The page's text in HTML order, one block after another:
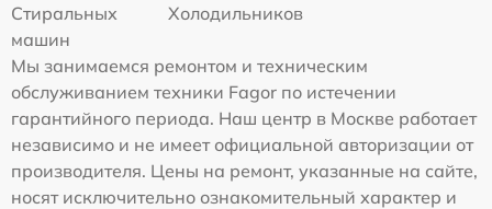
Стиральных
машин
Холодильников
Мы занимаемся ремонтом и техническим
обслуживанием техники Fagor по истечении
гарантийного периода. Наш центр в Москве работает
независимо и не имеет официальной авторизации от
производителя. Цены на ремонт, указанные на сайте,
носят исключительно ознакомительный характер и